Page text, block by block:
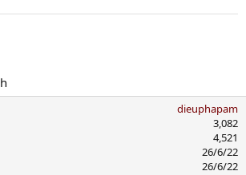
dieuphapam
3,082
4,521
26/6/22
26/6/22